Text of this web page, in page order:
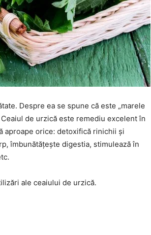
Despre ea se spune că este „marele
de urzică este remediu excelent în
aproape orice: detoxifică rinichii și
îmbunătățește digestia, stimulează în
ale ceaiului de urzică.